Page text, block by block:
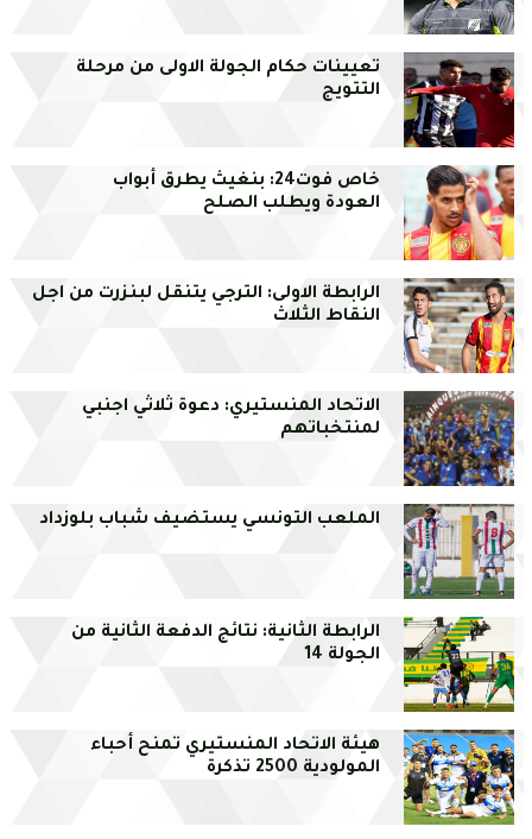
تعيينات حكام الجولة الاولى من مرحلة
التتويج
خاص فوت24: بنغيث يطرق أبواب
العودة ويطلب الصلح
الرابطة الاولى: الترجي يتنقل لبنزرت من اجل
النقاط الثلاث
الاتحاد المنستيري: دعوة ثلاثي اجنبي
لمنتخباتهم
الملعب التونسي يستضيف شباب بلوزداد
الرابطة الثانية: نتائج الدفعة الثانية من
الجولة 14
هيئة الاتحاد المنستيري تمنح أحباء
المولودية 2500 تذكرة